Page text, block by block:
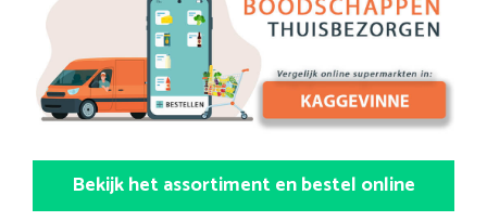
Bekijk het assortiment en bestel online